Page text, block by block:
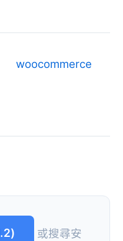
woocommerce
或搜尋安